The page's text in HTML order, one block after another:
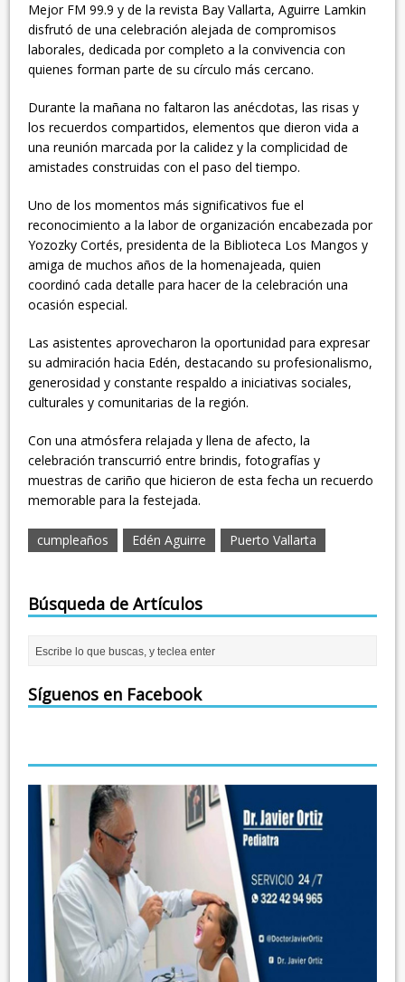
Mejor FM 99.9 y de la revista Bay Vallarta, Aguirre Lamkin
disfrutó de una celebración alejada de compromisos
laborales, dedicada por completo a la convivencia con
quienes forman parte de su círculo más cercano.
Durante la mañana no faltaron las anécdotas, las risas y
los recuerdos compartidos, elementos que dieron vida a
una reunión marcada por la calidez y la complicidad de
amistades construidas con el paso del tiempo.
Uno de los momentos más significativos fue el
reconocimiento a la labor de organización encabezada por
Yozozky Cortés, presidenta de la Biblioteca Los Mangos y
amiga de muchos años de la homenajeada, quien
coordinó cada detalle para hacer de la celebración una
ocasión especial.
Las asistentes aprovecharon la oportunidad para expresar
su admiración hacia Edén, destacando su profesionalismo,
generosidad y constante respaldo a iniciativas sociales,
culturales y comunitarias de la región.
Con una atmósfera relajada y llena de afecto, la
celebración transcurrió entre brindis, fotografías y
muestras de cariño que hicieron de esta fecha un recuerdo
memorable para la festejada.
cumpleaños Edén Aguirre Puerto Vallarta
Búsqueda de Artículos
Síguenos en Facebook